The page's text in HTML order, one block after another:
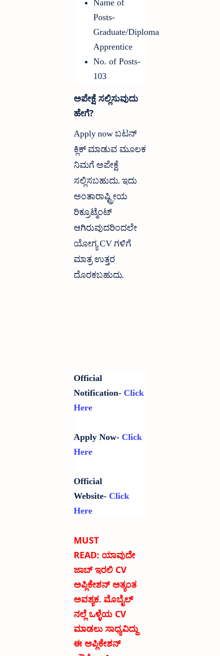
Name of
Posts-
Graduate/Diploma
Apprentice
No. of Posts-
103
ಅಪೇಕ್ಷೆ ಸಲ್ಲಿಸುವುದು
ಹೇಗೆ?
Apply now ಬಟನ್
ಕ್ಲಿಕ್ ಮಾಡುವ ಮೂಲಕ
ನಿಮಗೆ ಅಪೇಕ್ಷೆ
ಸಲ್ಲಿಸಬಹುದು. ಇದು
ಅಂತಾರಾಷ್ಟ್ರೀಯ
ರಿಕ್ರೂಟ್ಮೆಂಟ್
ಆಗಿರುವುದರಿಂದಲೇ
ಯೋಗ್ಯ CV ಗಳಿಗೆ
ಮಾತ್ರ ಉತ್ತರ
ದೊರಕಬಹುದು.
Official
Notification- Click
Here
Apply Now- Click
Here
Official
Website- Click
Here
MUST
READ: ಯಾವುದೇ
ಜಾಬ್ ಇರಲಿ CV
ಅಪ್ಲಿಕೇಶನ್ ಅತ್ಯಂತ
ಅವಶ್ಯಕ. ಮೊಬೈಲ್
ನಲ್ಲೆ ಒಳ್ಳೆಯ CV
ಮಾಡಲು ಸಾಧ್ಯವಿದ್ದು
ಈ ಅಪ್ಲಿಕೇಶನ್